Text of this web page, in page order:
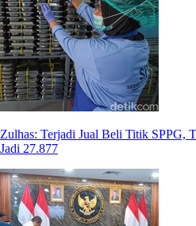
Zulhas: Terjadi Jual Beli Titik SPPG,
Jadi 27.877